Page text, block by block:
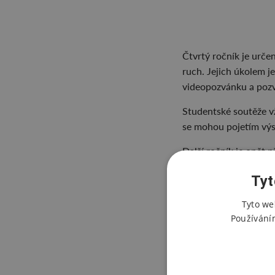
Čtvrtý ročník je
ruch. Jejich úkolem
videopozvánku a
Studentské soutěže
se mohou pojetím
Další ročník je opět
„stage ACK ČR a
Zájemci ze škol se
Informační leták ke
Tyto